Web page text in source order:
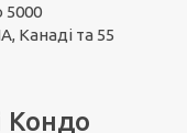
5000
Канаді та 55
Кондо